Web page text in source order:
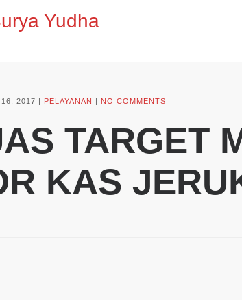
2017 PELAYANAN NO COMMENTS
TARGET
KAS